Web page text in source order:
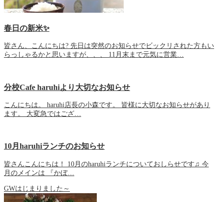
春日の新米✨
皆さん、こんにちは? 先日は突然のお知らせでビックリされた方もい
らっしゃるかと思いますが、、、 11月末まで元気に営業…
分校Cafe haruhiより大切なお知らせ
こんにちは。 haruhi店長の小森です。 皆様に大切なお知らせがあり
ます。 大変急ではござ…
10月haruhiランチのお知らせ
皆さんこんにちは！ 10月のharuhiランチについておしらせです♫ 今
月のメインは 『かぼ…
GWはじまりました～